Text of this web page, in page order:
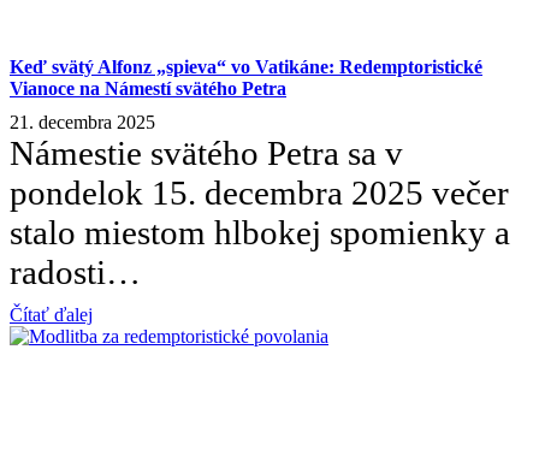
Keď svätý Alfonz „spieva“ vo Vatikáne: Redemptoristické
Vianoce na Námestí svätého Petra
21. decembra 2025
Námestie svätého Petra sa v
pondelok 15. decembra 2025 večer
stalo miestom hlbokej spomienky a
radosti…
Čítať ďalej